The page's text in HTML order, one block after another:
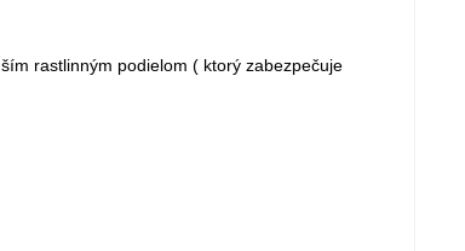
rastlinným podielom ( ktorý zabezpečuje